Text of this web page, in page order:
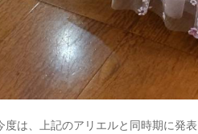
度は、上記のアリエルと同時期に発